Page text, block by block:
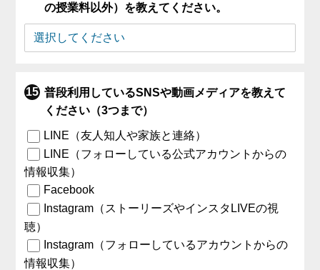
の授業料以外）を教えてください。
普段利用しているSNSや動画メディアを教えて
ください（3つまで）
LINE（友人知人や家族と連絡）
LINE（フォローしている公式アカウントからの
情報収集）
Facebook
Instagram（ストーリーズやインスタLIVEの視
聴）
Instagram（フォローしているアカウントからの
情報収集）